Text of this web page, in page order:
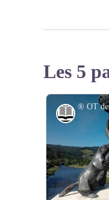
Les 5
Histoire